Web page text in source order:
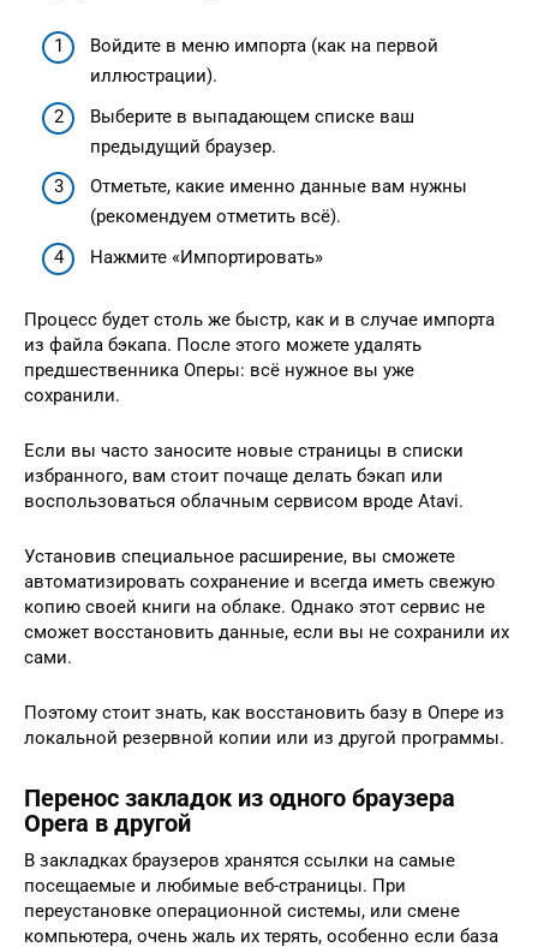
Войдите в меню импорта (как на первой
иллюстрации).
Выберите в выпадающем списке ваш
предыдущий браузер.
Отметьте, какие именно данные вам нужны
(рекомендуем отметить всё).
Нажмите «Импортировать»
Процесс будет столь же быстр, как и в случае импорта
из файла бэкапа. После этого можете удалять
предшественника Оперы: всё нужное вы уже
сохранили.
Если вы часто заносите новые страницы в списки
избранного, вам стоит почаще делать бэкап или
воспользоваться облачным сервисом вроде Atavi.
Установив специальное расширение, вы сможете
автоматизировать сохранение и всегда иметь свежую
копию своей книги на облаке. Однако этот сервис не
сможет восстановить данные, если вы не сохранили их
сами.
Поэтому стоит знать, как восстановить базу в Опере из
локальной резервной копии или из другой программы.
Перенос закладок из одного браузера
Opera в другой
В закладках браузеров хранятся ссылки на самые
посещаемые и любимые веб-страницы. При
переустановке операционной системы, или смене
компьютера, очень жаль их терять, особенно если база